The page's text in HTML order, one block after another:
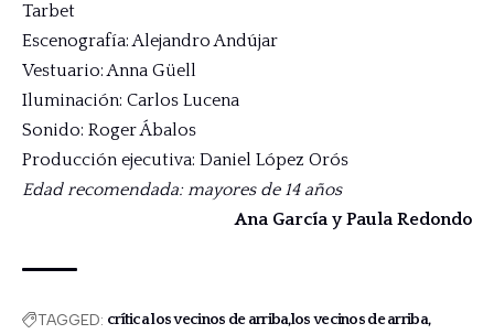
Tarbet
Escenografía: Alejandro Andújar
Vestuario: Anna Güell
Iluminación: Carlos Lucena
Sonido: Roger Ábalos
Producción ejecutiva: Daniel López Orós
Edad recomendada: mayores de 14 años
Ana García y Paula Redondo
TAGGED: crítica los vecinos de arribalos vecinos de arriba